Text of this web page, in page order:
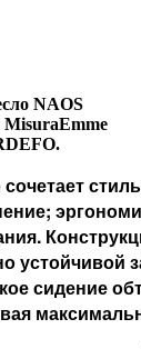
NAOS
MisuraEmme
устойчивой
сидение